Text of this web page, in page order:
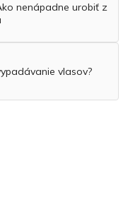
nenápadne urobiť z
vlasov?